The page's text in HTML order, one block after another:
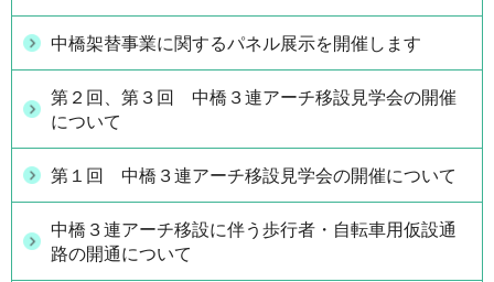
中橋架替事業に関するパネル展示を開催します
第２回、第３回 中橋３連アーチ移設見学会の開催
について
第１回 中橋３連アーチ移設見学会の開催について
中橋３連アーチ移設に伴う歩行者・自転車用仮設通
路の開通について